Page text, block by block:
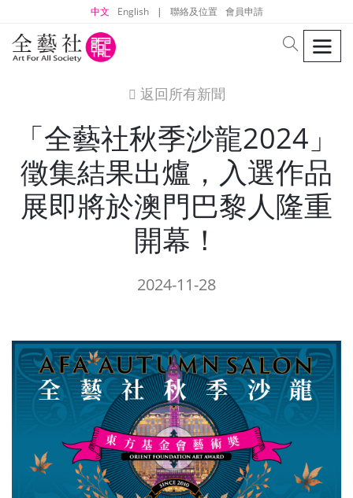
中文 English | 聯絡及位置 會員申請
search
icon
返回所有新聞
「全藝社秋季沙⿓2024」
徵集結果出爐，入選作品
展即將於澳門巴黎人隆重
開幕！
2024-11-28